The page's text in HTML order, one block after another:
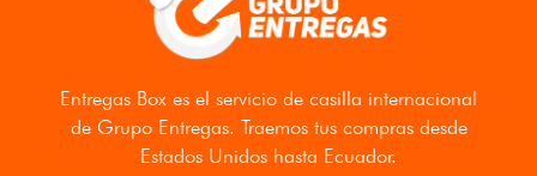
Entregas Box es el servicio de casilla internacional
de Grupo Entregas. Traemos tus compras desde
Estados Unidos hasta Ecuador.